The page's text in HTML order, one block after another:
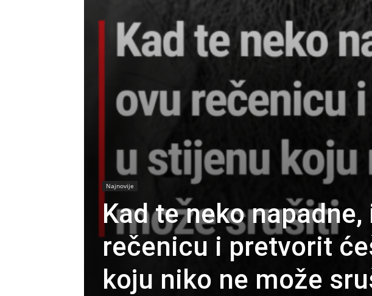
Najnovije
Kad te neko
rečenicu i pretvorit
koju niko ne može